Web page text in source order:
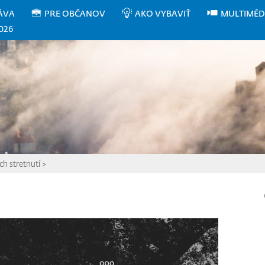
PRE OBČANOV AKO VYBAVIŤ
stretnutí>